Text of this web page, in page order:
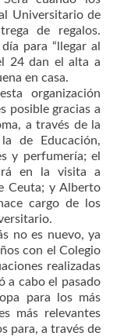
Universitario de
de regalos.
para “llegar al
24 dan el alta a
en casa.
organización
posible gracias a
a través de la
de Educación,
y perfumería; el
en la visita a
Ceuta; y Alberto
cargo de los
no es nuevo, ya
con el Colegio
realizadas
a cabo el pasado
para los más
más relevantes
para, a través de